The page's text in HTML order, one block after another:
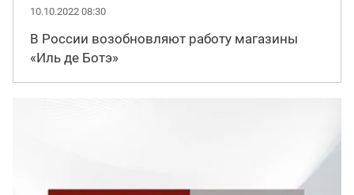
10.10.2022 08:30
В России возобновляют работу магазины
«Иль де Ботэ»